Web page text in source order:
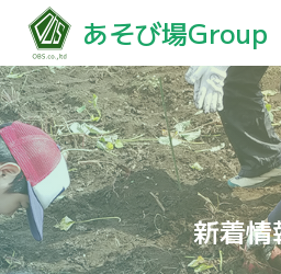
あそび場Group
新着情